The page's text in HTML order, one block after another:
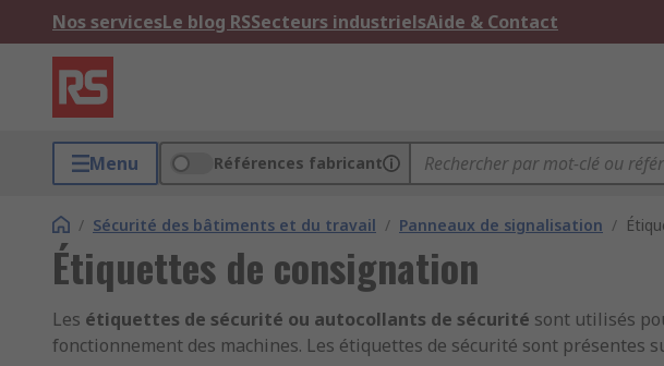
Nos servicesLe blog RSSecteurs industrielsAide & Contact
Menu Références fabricant
/ Sécurité des bâtiments et du travail / Panneaux de signalisation /
Étiquettes de consignation
Les étiquettes de sécurité ou autocollants de sécurité sont utilisés
fonctionnement des machines. Les étiquettes de sécurité sont